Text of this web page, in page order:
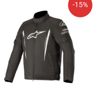
-15%
precio
original
era:
274,95€.
precio
actual
233,71€.